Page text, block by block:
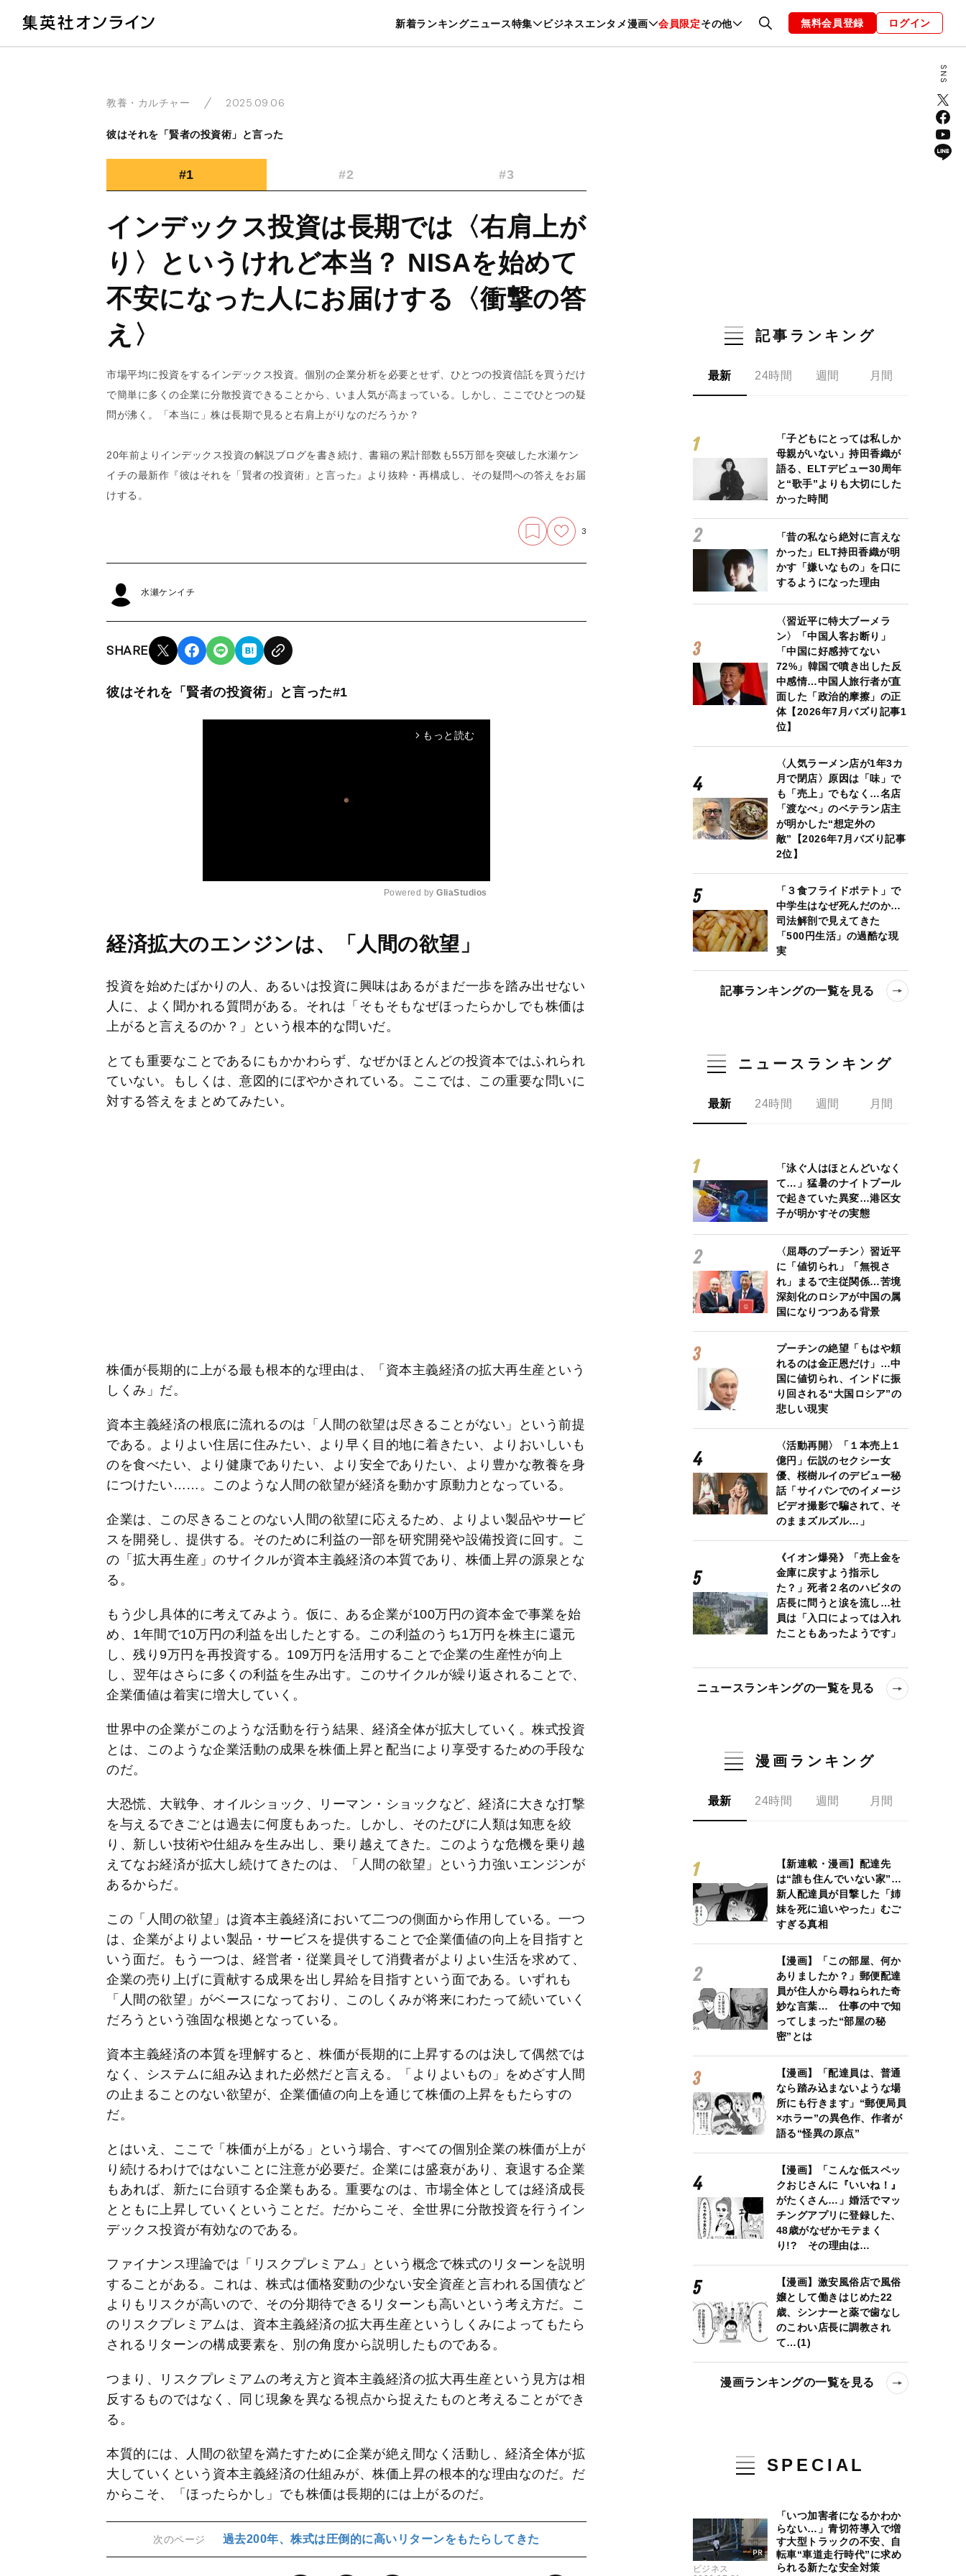
新着ランキングニュース特集 ビジネスエンタメ漫画 会員限定その他
暮らし スポーツ ヘルスケア 美容 グルメ ファッション 恋愛・結婚 編集部 お知らせ
無料会員登録 ログイン
教養・カルチャー 2025.09.06
彼はそれを「賢者の投資術」と言った
#1 #2 #3
インデックス投資は長期では〈右肩上が
り〉というけれど本当？ NISAを始めて
不安になった人にお届けする〈衝撃の答
え〉
市場平均に投資をするインデックス投資。個別の企業分析を必要とせず、ひとつの投資信託を買うだけ
で簡単に多くの企業に分散投資できることから、いま人気が高まっている。しかし、ここでひとつの疑
問が沸く。「本当に」株は長期で見ると右肩上がりなのだろうか？
20年前よりインデックス投資の解説ブログを書き続け、書籍の累計部数も55万部を突破した水瀬ケン
イチの最新作『彼はそれを「賢者の投資術」と言った』より抜粋・再構成し、その疑問への答えをお届
けする。
3
水瀬ケンイチ
SHARE
彼はそれを「賢者の投資術」と言った#1
arrow_forward_ios もっと読む
M
u
e
Powered by GliaStudios
経済拡大のエンジンは、「人間の欲望」
投資を始めたばかりの人、あるいは投資に興味はあるがまだ一歩を踏み出せない
人に、よく聞かれる質問がある。それは「そもそもなぜほったらかしでも株価は
上がると言えるのか？」という根本的な問いだ。
とても重要なことであるにもかかわらず、なぜかほとんどの投資本ではふれられ
ていない。もしくは、意図的にぼやかされている。ここでは、この重要な問いに
対する答えをまとめてみたい。
株価が長期的に上がる最も根本的な理由は、「資本主義経済の拡大再生産という
しくみ」だ。
資本主義経済の根底に流れるのは「人間の欲望は尽きることがない」という前提
である。よりよい住居に住みたい、より早く目的地に着きたい、よりおいしいも
のを食べたい、より健康でありたい、より安全でありたい、より豊かな教養を身
につけたい……。このような人間の欲望が経済を動かす原動力となっている。
企業は、この尽きることのない人間の欲望に応えるため、よりよい製品やサービ
スを開発し、提供する。そのために利益の一部を研究開発や設備投資に回す。こ
の「拡大再生産」のサイクルが資本主義経済の本質であり、株価上昇の源泉とな
る。
もう少し具体的に考えてみよう。仮に、ある企業が100万円の資本金で事業を始
め、1年間で10万円の利益を出したとする。この利益のうち1万円を株主に還元
し、残り9万円を再投資する。109万円を活用することで企業の生産性が向上
し、翌年はさらに多くの利益を生み出す。このサイクルが繰り返されることで、
企業価値は着実に増大していく。
世界中の企業がこのような活動を行う結果、経済全体が拡大していく。株式投資
とは、このような企業活動の成果を株価上昇と配当により享受するための手段な
のだ。
大恐慌、大戦争、オイルショック、リーマン・ショックなど、経済に大きな打撃
を与えるできごとは過去に何度もあった。しかし、そのたびに人類は知恵を絞
り、新しい技術や仕組みを生み出し、乗り越えてきた。このような危機を乗り越
えてなお経済が拡大し続けてきたのは、「人間の欲望」という力強いエンジンが
あるからだ。
この「人間の欲望」は資本主義経済において二つの側面から作用している。一つ
は、企業がよりよい製品・サービスを提供することで企業価値の向上を目指すと
いう面だ。もう一つは、経営者・従業員そして消費者がよりよい生活を求めて、
企業の売り上げに貢献する成果を出し昇給を目指すという面である。いずれも
「人間の欲望」がベースになっており、このしくみが将来にわたって続いていく
だろうという強固な根拠となっている。
資本主義経済の本質を理解すると、株価が長期的に上昇するのは決して偶然では
なく、システムに組み込まれた必然だと言える。「よりよいもの」をめざす人間
の止まることのない欲望が、企業価値の向上を通じて株価の上昇をもたらすの
だ。
とはいえ、ここで「株価が上がる」という場合、すべての個別企業の株価が上が
り続けるわけではないことに注意が必要だ。企業には盛衰があり、衰退する企業
もあれば、新たに台頭する企業もある。重要なのは、市場全体としては経済成長
とともに上昇していくということだ。だからこそ、全世界に分散投資を行うイン
デックス投資が有効なのである。
ファイナンス理論では「リスクプレミアム」という概念で株式のリターンを説明
することがある。これは、株式は価格変動の少ない安全資産と言われる国債など
よりもリスクが高いので、その分期待できるリターンも高いという考え方だ。こ
のリスクプレミアムは、資本主義経済の拡大再生産というしくみによってもたら
されるリターンの構成要素を、別の角度から説明したものである。
つまり、リスクプレミアムの考え方と資本主義経済の拡大再生産という見方は相
反するものではなく、同じ現象を異なる視点から捉えたものと考えることができ
る。
本質的には、人間の欲望を満たすために企業が絶え間なく活動し、経済全体が拡
大していくという資本主義経済の仕組みが、株価上昇の根本的な理由なのだ。だ
からこそ、「ほったらかし」でも株価は長期的には上がるのだ。
次のページ 過去200年、株式は圧倒的に高いリターンをもたらしてきた
記事ランキング
最新 24時間 週間 月間
「子どもにとっては私しか
母親がいない」持田香織が
語る、ELTデビュー30周年
と“歌手”よりも大切にした
かった時間
「昔の私なら絶対に言えな
かった」ELT持田香織が明
かす「嫌いなもの」を口に
するようになった理由
〈習近平に特大ブーメラ
ン〉「中国人客お断り」
「中国に好感持てない
72%」韓国で噴き出した反
中感情…中国人旅行者が直
面した「政治的摩擦」の正
体【2026年7月バズり記事1
位】
〈人気ラーメン店が1年3カ
月で閉店〉原因は「味」で
も「売上」でもなく…名店
「渡なべ」のベテラン店主
が明かした“想定外の
敵”【2026年7月バズり記事
2位】
「３食フライドポテト」で
中学生はなぜ死んだのか…
司法解剖で見えてきた
「500円生活」の過酷な現
実
記事ランキングの一覧を見る
ニュースランキング
最新 24時間 週間 月間
「泳ぐ人はほとんどいなく
て…」猛暑のナイトプール
で起きていた異変…港区女
子が明かすその実態
〈屈辱のプーチン〉習近平
に「値切られ」「無視さ
れ」まるで主従関係…苦境
深刻化のロシアが中国の属
国になりつつある背景
プーチンの絶望「もはや頼
れるのは金正恩だけ」…中
国に値切られ、インドに振
り回される“大国ロシア”の
悲しい現実
〈活動再開〉「１本売上１
億円」伝説のセクシー女
優、桜樹ルイのデビュー秘
話「サイパンでのイメージ
ビデオ撮影で騙されて、そ
のままズルズル…」
《イオン爆発》「売上金を
金庫に戻すよう指示し
た？」死者２名のハビタの
店長に問うと涙を流し…社
員は「入口によっては入れ
たこともあったようです」
ニュースランキングの一覧を見る
漫画ランキング
最新 24時間 週間 月間
【新連載・漫画】配達先
は“誰も住んでいない家”…
新人配達員が目撃した「姉
妹を死に追いやった」むご
すぎる真相
【漫画】「この部屋、何か
ありましたか？」郵便配達
員が住人から尋ねられた奇
妙な言葉… 仕事の中で知
ってしまった“部屋の秘
密”とは
【漫画】「配達員は、普通
なら踏み込まないような場
所にも行きます」“郵便局員
×ホラー”の異色作、作者が
語る“怪異の原点”
【漫画】「こんな低スペッ
クおじさんに『いいね！』
がたくさん…」婚活でマッ
チングアプリに登録した、
48歳がなぜかモテまく
り!? その理由は…
【漫画】激安風俗店で風俗
嬢として働きはじめた22
歳、シンナーと薬で歯なし
のこわい店長に調教され
て…(1)
漫画ランキングの一覧を見る
SPECIAL
ビジネス
「いつ加害者になるかわか
らない…」青切符導入で増
す大型トラックの不安、自
転車“車道走行時代”に求め
られる新たな安全対策